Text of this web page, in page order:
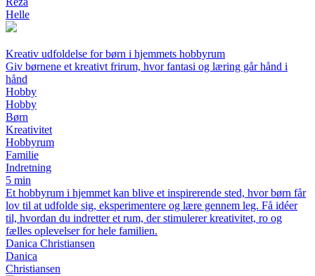
Helle
Kreativ udfoldelse for børn i hjemmets hobbyrum
Giv børnene et kreativt frirum, hvor fantasi og læring går hånd i
hånd
Hobby
Hobby
Børn
Kreativitet
Hobbyrum
Familie
Indretning
5 min
Et hobbyrum i hjemmet kan blive et inspirerende sted, hvor børn får
lov til at udfolde sig, eksperimentere og lære gennem leg. Få idéer
til, hvordan du indretter et rum, der stimulerer kreativitet, ro og
fælles oplevelser for hele familien.
Danica Christiansen
Danica
Christiansen